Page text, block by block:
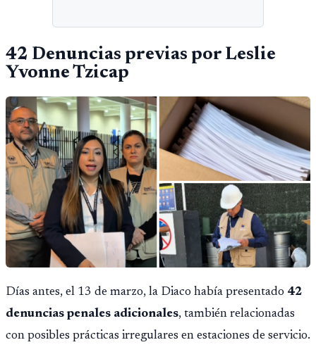
42 Denuncias previas por Leslie
Yvonne Tzicap
Días antes, el 13 de marzo, la Diaco había presentado 42
denuncias penales adicionales, también relacionadas
con posibles prácticas irregulares en estaciones de servicio.